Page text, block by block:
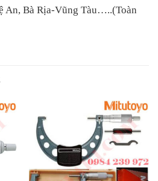
An, Bà Rịa-Vũng Tàu…..(Toàn